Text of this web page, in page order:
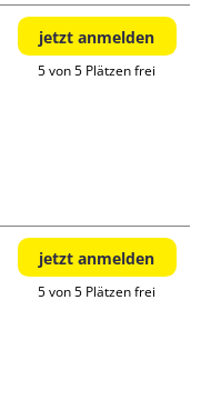
jetzt anmelden
5 von 5 Plätzen frei
jetzt anmelden
5 von 5 Plätzen frei